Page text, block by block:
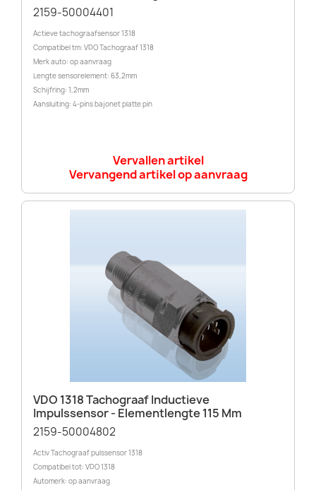
2159-50004401
Actieve tachograafsensor 1318
Compatibel tm: VDO Tachograaf 1318
Merk auto: op aanvraag
Lengte sensorelement: 63,2mm
Schijfring: 1,2mm
Aansluiting: 4-pins bajonet platte pin
Vervallen artikel
Vervangend artikel op aanvraag
VDO 1318 Tachograaf Inductieve
Impulssensor - Elementlengte 115 Mm
2159-50004802
Activ Tachograaf pulssensor 1318
Compatibel tot: VDO 1318
Automerk: op aanvraag